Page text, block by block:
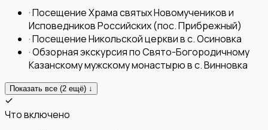
·Посещение Храма святых Новомучеников и
Исповедников Российских (пос. Прибрежный)
·Посещение Никольской церкви в с. Осиновка
·Обзорная экскурсия по Свято-Богородичному
Казанскому мужскому монастырю в с. Винновка
Показать все (2 ещё) ↓
Что включено